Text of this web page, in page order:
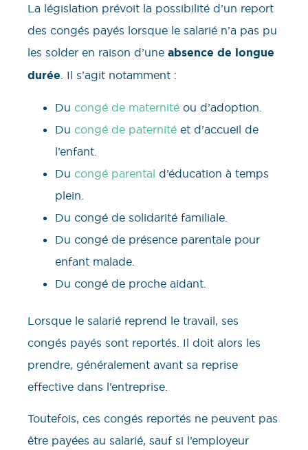
La législation prévoit la possibilité d’un report
des congés payés lorsque le salarié n’a pas pu
les solder en raison d’une absence de longue
durée . Il s’agit notamment :
Du congé de maternité ou d’adoption.
Du congé de paternité et d’accueil de
l’enfant.
Du congé parental d’éducation à temps
plein.
Du congé de solidarité familiale.
Du congé de présence parentale pour
enfant malade.
Du congé de proche aidant.
Lorsque le salarié reprend le travail, ses
congés payés sont reportés. Il doit alors les
prendre, généralement avant sa reprise
effective dans l’entreprise.
Toutefois, ces congés reportés ne peuvent pas
être payées au salarié, sauf si l’employeur